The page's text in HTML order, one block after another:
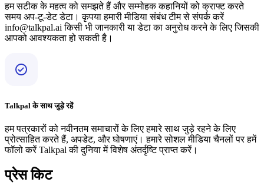
हम सटीक के महत्व को समझते हैं और सम्मोहक कहानियों को क्राफ्ट करते
समय अप-टू-डेट डेटा। कृपया हमारी मीडिया संबंध टीम से संपर्क करें
info@talkpal.ai किसी भी जानकारी या डेटा का अनुरोध करने के लिए जिसकी
आपको आवश्यकता हो सकती है।
Talkpal के साथ जुड़े रहें
हम पत्रकारों को नवीनतम समाचारों के लिए हमारे साथ जुड़े रहने के लिए
प्रोत्साहित करते हैं, अपडेट, और घोषणाएं। हमारे सोशल मीडिया चैनलों पर हमें
फॉलो करें Talkpal की दुनिया में विशेष अंतर्दृष्टि प्राप्त करें।
प्रेस किट